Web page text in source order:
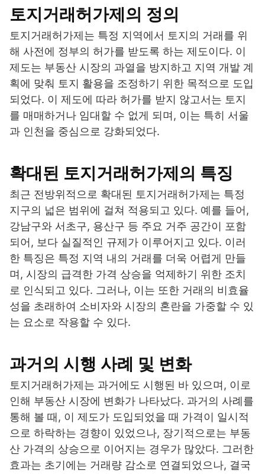
토지거래허가제의 정의
토지거래허가제는 특정 지역에서 토지의 거래를 위
해 사전에 정부의 허가를 받도록 하는 제도이다. 이
제도는 부동산 시장의 과열을 방지하고 지역 개발 계
획에 맞춰 토지 활용을 조정하기 위한 목적으로 도입
되었다. 이 제도에 따라 허가를 받지 않고서는 토지
를 매매하거나 임대할 수 없게 되며, 이는 특히 서울
과 인천을 중심으로 강화되었다.
확대된 토지거래허가제의 특징
최근 전방위적으로 확대된 토지거래허가제는 특정
지구의 넓은 범위에 걸쳐 적용되고 있다. 예를 들어,
강남구와 서초구, 용산구 등 주요 거주 공간이 포함
되어, 보다 실질적인 규제가 이루어지고 있다. 이러
한 특징은 특정 지역 내의 거래를 더욱 어렵게 만들
며, 시장의 급격한 가격 상승을 억제하기 위한 조치
로 인식되고 있다. 그러나, 이는 또한 거래의 비효율
성을 초래하여 소비자와 시장의 혼란을 가중할 수 있
는 요소로 작용할 수 있다.
과거의 시행 사례 및 변화
토지거래허가제는 과거에도 시행된 바 있으며, 이로
인해 부동산 시장에 변화가 나타났다. 과거의 사례를
통해 볼 때, 이 제도가 도입되었을 때 가격이 일시적
으로 하락하는 경향이 있었으나, 장기적으로는 부동
산 가격의 상승으로 이어지는 경우가 많았다. 그러한
효과는 초기에는 거래량 감소로 연결되었으나, 결국